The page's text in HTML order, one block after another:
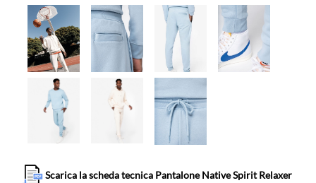
Scarica la scheda tecnica Pantalone Native Spirit Relaxer